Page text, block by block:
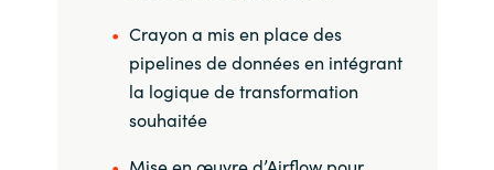
Crayon a mis en place des
pipelines de données en intégrant
la logique de transformation
souhaitée